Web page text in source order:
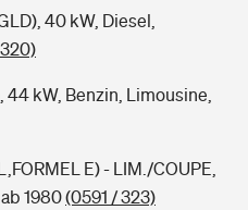
40 kW, Diesel,
44 kW, Benzin, Limousine,
E) - LIM./COUPE,
1980(0591 / 323)